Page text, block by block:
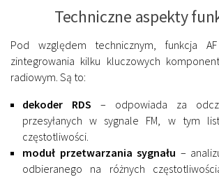
Techniczne aspekty
Pod względem technicznym, funkcja
zintegrowania kilku kluczowych
radiowym. Są to:
dekoder RDS – odpowiada za
przesyłanych w sygnale FM, w tym
częstotliwości.
moduł przetwarzania sygnału –
odbieranego na różnych